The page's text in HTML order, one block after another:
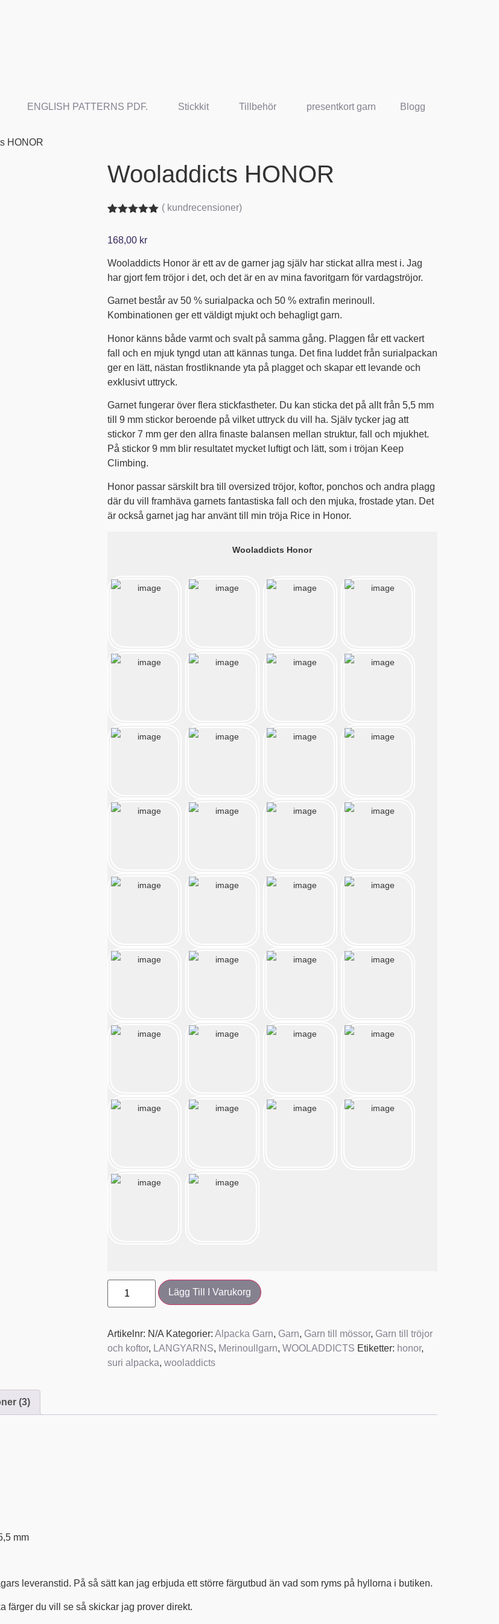
ENGLISH PATTERNS PDF. Stickkit Tillbehör presentkort garn Blogg
HONOR
Wooladdicts HONOR
baserat på
( kundrecensioner)
168,00 kr
Wooladdicts Honor är ett av de garner jag själv har stickat allra mest i. Jag
har gjort fem tröjor i det, och det är en av mina favoritgarn för vardagströjor.
Garnet består av 50 % surialpacka och 50 % extrafin merinoull.
Kombinationen ger ett väldigt mjukt och behagligt garn.
Honor känns både varmt och svalt på samma gång. Plaggen får ett vackert
fall och en mjuk tyngd utan att kännas tunga. Det fina luddet från surialpackan
ger en lätt, nästan frostliknande yta på plagget och skapar ett levande och
exklusivt uttryck.
Garnet fungerar över flera stickfastheter. Du kan sticka det på allt från 5,5 mm
till 9 mm stickor beroende på vilket uttryck du vill ha. Själv tycker jag att
stickor 7 mm ger den allra finaste balansen mellan struktur, fall och mjukhet.
På stickor 9 mm blir resultatet mycket luftigt och lätt, som i tröjan Keep
Climbing.
Honor passar särskilt bra till oversized tröjor, koftor, ponchos och andra plagg
där du vill framhäva garnets fantastiska fall och den mjuka, frostade ytan. Det
är också garnet jag har använt till min tröja Rice in Honor.
Wooladdicts Honor
Lägg Till I Varukorg
Artikelnr: N/A Kategorier: Alpacka Garn, Garn, Garn till mössor, Garn till tröjor
och koftor, LANGYARNS, Merinoullgarn, WOOLADDICTS Etiketter: honor,
suri alpacka, wooladdicts
(3)
mm
leveranstid. På så sätt kan jag erbjuda ett större färgutbud än vad som ryms på hyllorna i butiken.
färger du vill se så skickar jag prover direkt.